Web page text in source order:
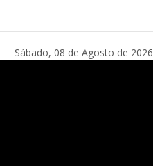
Sábado, 08 de Agosto de 2026